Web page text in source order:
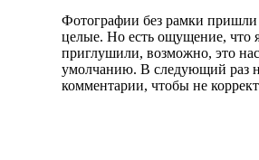
Фотографии без рамки пришли
целые. Но есть ощущение, что
приглушили, возможно, это
умолчанию. В следующий раз
комментарии, чтобы не